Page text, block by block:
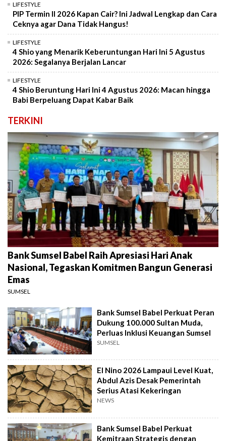
LIFESTYLE
PIP Termin II 2026 Kapan Cair? Ini Jadwal Lengkap dan Cara
Ceknya agar Dana Tidak Hangus!
LIFESTYLE
4 Shio yang Menarik Keberuntungan Hari Ini 5 Agustus
2026: Segalanya Berjalan Lancar
LIFESTYLE
4 Shio Beruntung Hari Ini 4 Agustus 2026: Macan hingga
Babi Berpeluang Dapat Kabar Baik
TERKINI
Bank Sumsel Babel Raih Apresiasi Hari Anak
Nasional, Tegaskan Komitmen Bangun Generasi
Emas
SUMSEL
Bank Sumsel Babel Perkuat Peran
Dukung 100.000 Sultan Muda,
Perluas Inklusi Keuangan Sumsel
SUMSEL
El Nino 2026 Lampaui Level Kuat,
Abdul Azis Desak Pemerintah
Serius Atasi Kekeringan
NEWS
Bank Sumsel Babel Perkuat
Kemitraan Strategis dengan